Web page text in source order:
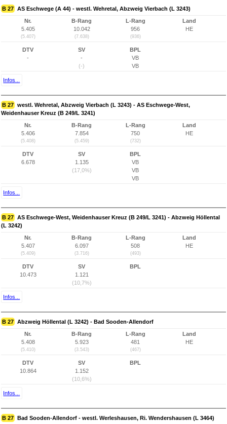
B 27 AS Eschwege (A 44) - westl. Wehretal, Abzweig Vierbach (L 3243)
Nr.
5.405
(5.407)
B-Rang
10.042
(7.638)
L-Rang
956
(936)
Land
HE
DTV
-
SV
-
(-)
BPL
VB
VB
Infos...
B 27 westl. Wehretal, Abzweig Vierbach (L 3243) - AS Eschwege-West,
Weidenhauser Kreuz (B 249/L 3241)
Nr.
5.406
(5.408)
B-Rang
7.854
(5.459)
L-Rang
750
(732)
Land
HE
DTV
6.678
SV
1.135
(17,0%)
BPL
VB
VB
VB
Infos...
B 27 AS Eschwege-West, Weidenhauser Kreuz (B 249/L 3241) - Abzweig Höllental
(L 3242)
Nr.
5.407
(5.409)
B-Rang
6.097
(3.716)
L-Rang
508
(493)
Land
HE
DTV
10.473
SV
1.121
(10,7%)
BPL
Infos...
B 27 Abzweig Höllental (L 3242) - Bad Sooden-Allendorf
Nr.
5.408
(5.410)
B-Rang
5.923
(3.543)
L-Rang
481
(467)
Land
HE
DTV
10.864
SV
1.152
(10,6%)
BPL
Infos...
B 27 Bad Sooden-Allendorf - westl. Werleshausen, Ri. Wendershausen (L 3464)